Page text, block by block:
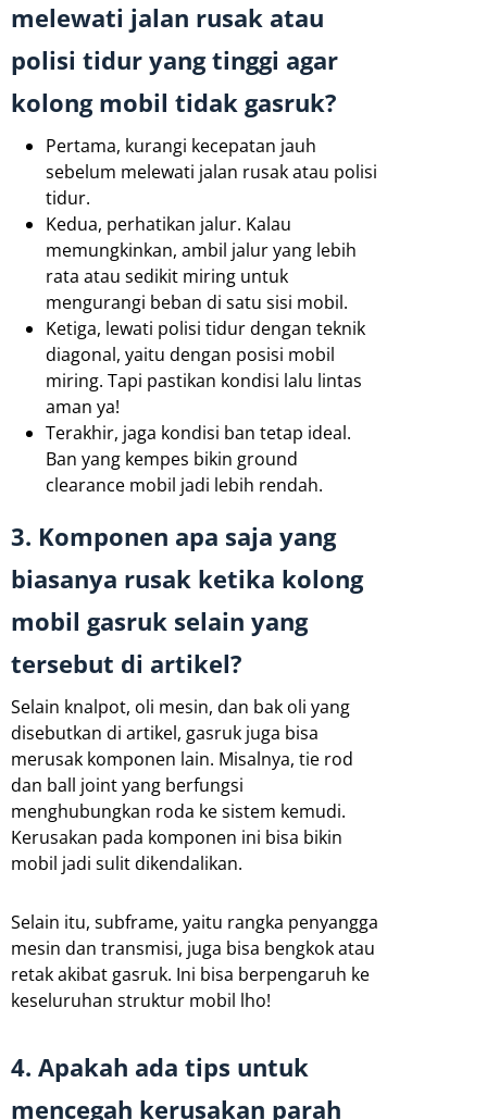
melewati jalan rusak atau
polisi tidur yang tinggi agar
kolong mobil tidak gasruk?
Pertama, kurangi kecepatan jauh
sebelum melewati jalan rusak atau polisi
tidur.
Kedua, perhatikan jalur. Kalau
memungkinkan, ambil jalur yang lebih
rata atau sedikit miring untuk
mengurangi beban di satu sisi mobil.
Ketiga, lewati polisi tidur dengan teknik
diagonal, yaitu dengan posisi mobil
miring. Tapi pastikan kondisi lalu lintas
aman ya!
Terakhir, jaga kondisi ban tetap ideal.
Ban yang kempes bikin ground
clearance mobil jadi lebih rendah.
3. Komponen apa saja yang
biasanya rusak ketika kolong
mobil gasruk selain yang
tersebut di artikel?
Selain knalpot, oli mesin, dan bak oli yang
disebutkan di artikel, gasruk juga bisa
merusak komponen lain. Misalnya, tie rod
dan ball joint yang berfungsi
menghubungkan roda ke sistem kemudi.
Kerusakan pada komponen ini bisa bikin
mobil jadi sulit dikendalikan.
Selain itu, subframe, yaitu rangka penyangga
mesin dan transmisi, juga bisa bengkok atau
retak akibat gasruk. Ini bisa berpengaruh ke
keseluruhan struktur mobil lho!
4. Apakah ada tips untuk
mencegah kerusakan parah